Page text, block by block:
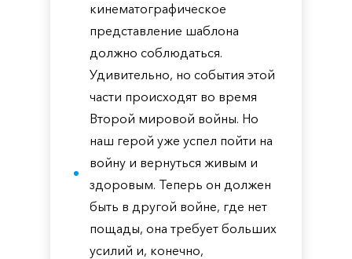
кинематографическое
представление шаблона
должно соблюдаться.
Удивительно, но события этой
части происходят во время
Второй мировой войны. Но
наш герой уже успел пойти на
войну и вернуться живым и
здоровым. Теперь он должен
быть в другой войне, где нет
пощады, она требует больших
усилий и, конечно,